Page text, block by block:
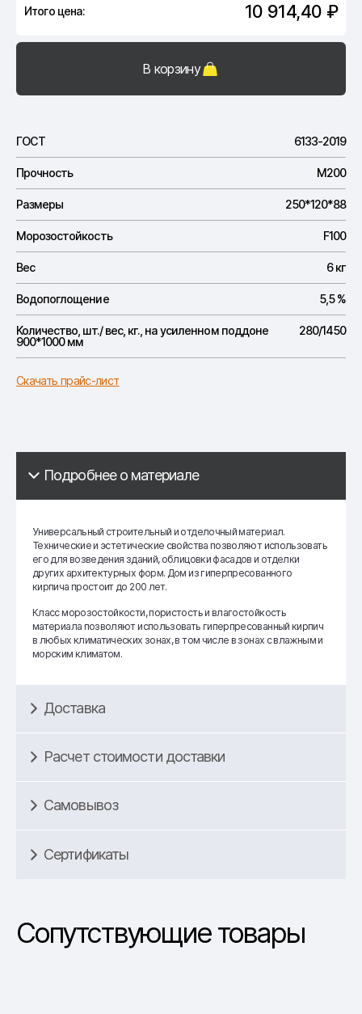
Скачать прайс-лист
ГОСТ 6133-2019
Прочность М200
Размеры 250*120*88
Морозостойкость F100
Вес 6 кг
Водопоглощение 5,5 %
Количество, шт./ вес, кг., на усиленном поддоне
900*1000 мм
280/1450
Итого цена: 10 914,40 ₽
В корзину
Подробнее о материале
Универсальный строительный и отделочный материал.
Технические и эстетические свойства позволяют использовать
его для возведения зданий, облицовки фасадов и отделки
других архитектурных форм. Дом из гиперпресованного
кирпича простоит до 200 лет.
Класс морозостойкости, пористость и влагостойкость
материала позволяют использовать гиперпресованный кирпич
в любых климатических зонах, в том числе в зонах с влажным и
морским климатом.
Доставка
Расчет стоимости доставки
Самовывоз
Сертификаты
Сопутствующие товары